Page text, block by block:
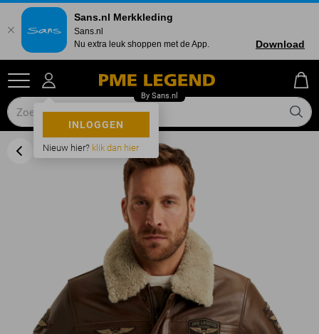
INLOGGEN
Nieuw hier? klik dan hier
Sans.nl Merkkleding
Sans.nl
Nu extra leuk shoppen met de App.
Download